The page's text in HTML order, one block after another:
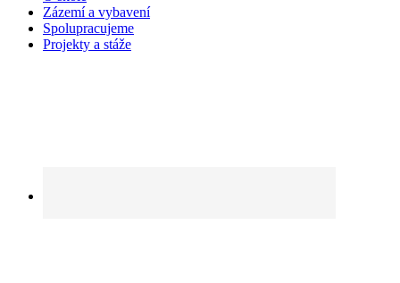
Zázemí a vybavení
Spolupracujeme
Projekty a stáže